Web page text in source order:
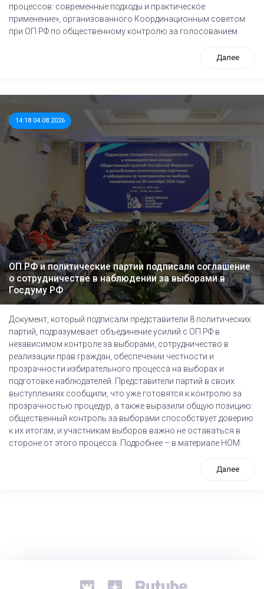
процессов: современные подходы и практическое
применение», организованного Координационным советом
при ОП РФ по общественному контролю за голосованием.
Далее
14:18 04.08.2026
ОП РФ и политические партии подписали соглашение
о сотрудничестве в наблюдении за выборами в
Госдуму РФ
Документ, который подписали представители 8 политических
партий, подразумевает объединение усилий с ОП РФ в
независимом контроле за выборами, сотрудничество в
реализации прав граждан, обеспечении честности и
прозрачности избирательного процесса на выборах и
подготовке наблюдателей. Представители партий в своих
выступлениях сообщили, что уже готовятся к контролю за
прозрачностью процедур, а также выразили общую позицию:
общественный контроль за выборами способствует доверию
к их итогам, и участникам выборов важно не оставаться в
стороне от этого процесса. Подробнее – в материале НОМ.
Далее